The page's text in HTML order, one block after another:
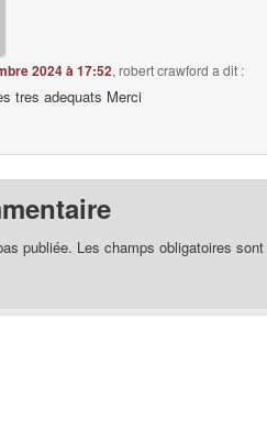
2024 à 17:52,robert crawford a dit :
tres adequats Merci
publiée. Les champs obligatoires